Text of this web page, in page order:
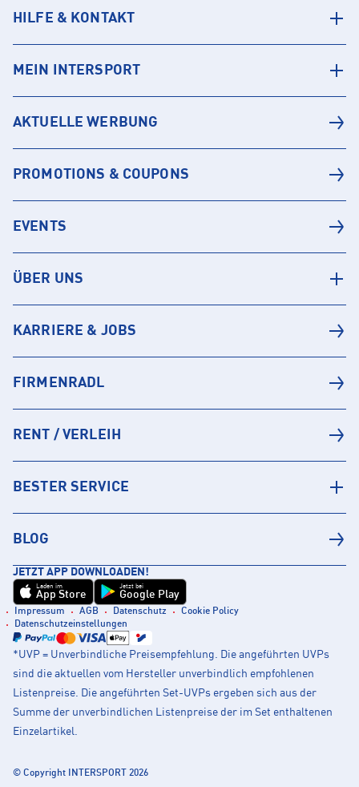
HILFE & KONTAKT
MEIN INTERSPORT
AKTUELLE WERBUNG
PROMOTIONS & COUPONS
EVENTS
ÜBER UNS
KARRIERE & JOBS
FIRMENRADL
RENT / VERLEIH
BESTER SERVICE
BLOG
JETZT APP DOWNLOADEN!
Laden im
App Store
Jetzt bei
Google Play
Impressum AGB Datenschutz
Cookie Policy
Datenschutzeinstellungen
*UVP = Unverbindliche Preisempfehlung. Die angeführten UVPs
sind die aktuellen vom Hersteller unverbindlich empfohlenen
Listenpreise. Die angeführten Set-UVPs ergeben sich aus der
Summe der unverbindlichen Listenpreise der im Set enthaltenen
Einzelartikel.
© Copyright INTERSPORT 2026